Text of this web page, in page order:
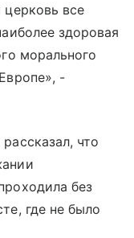
церковь все
здоровая
морального
-
что
без
где не было